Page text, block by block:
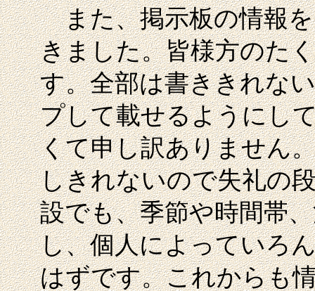
また、掲示板の情報
きました。皆様方のた
す。全部は書ききれな
プして載せるようにし
くて申し訳ありません
しきれないので失礼の
設でも、季節や時間帯
し、個人によっていろ
はずです。これからも